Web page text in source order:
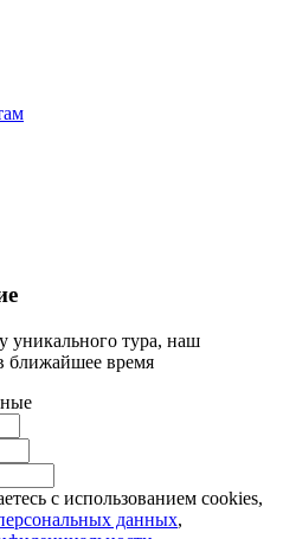
уникального тура, наш
ближайшее время
с использованием cookies,
данных,